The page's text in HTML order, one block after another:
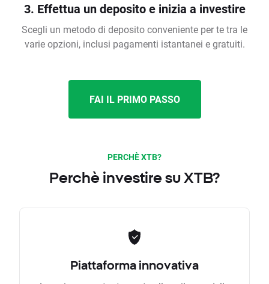
3. Effettua un deposito e inizia a investire
Scegli un metodo di deposito conveniente per te tra le
varie opzioni, inclusi pagamenti istantanei e gratuiti.
FAI IL PRIMO PASSO
PERCHÈ XTB?
Perchè investire su XTB?
Piattaforma innovativa